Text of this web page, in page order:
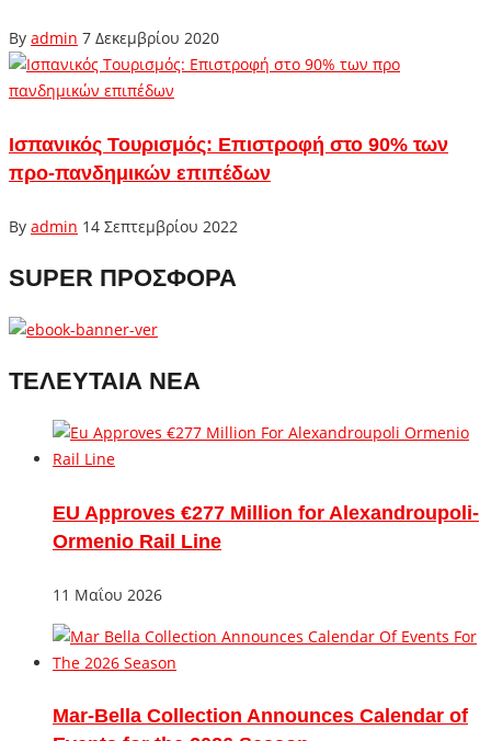
By admin 7 Δεκεμβρίου 2020
Ισπανικός Τουρισμός: Επιστροφή στο 90% των
προ-πανδημικών επιπέδων
By admin 14 Σεπτεμβρίου 2022
SUPER ΠΡΟΣΦΟΡΑ
ΤΕΛΕΥΤΑΙΑ ΝΕΑ
EU Approves €277 Million for Alexandroupoli-
Ormenio Rail Line
11 Μαΐου 2026
Mar-Bella Collection Announces Calendar of